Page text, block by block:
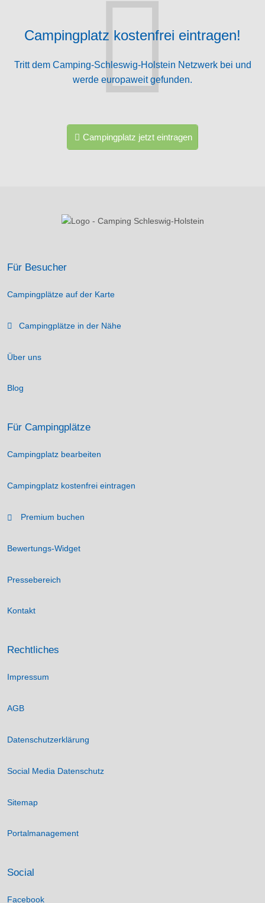
Campingplatz kostenfrei eintragen!
Tritt dem Camping-Schleswig-Holstein Netzwerk bei und
werde europaweit gefunden.
Campingplatz jetzt eintragen
Für Besucher
Campingplätze auf der Karte
Campingplätze in der Nähe
Über uns
Blog
Für Campingplätze
Campingplatz bearbeiten
Campingplatz kostenfrei eintragen
Premium buchen
Bewertungs-Widget
Pressebereich
Kontakt
Rechtliches
Impressum
AGB
Datenschutzerklärung
Social Media Datenschutz
Sitemap
Portalmanagement
Social
Facebook